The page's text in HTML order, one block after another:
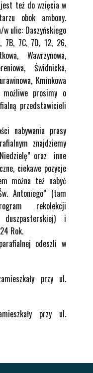
jest też do wzięcia w
obok ambony.
w ulic: Daszyńskiego
7B, 7C, 7D, 12, 26,
Wawrzynowa,
Świdnicka,
Kminkowa
prosimy o
przedstawicieli
nabywania prasy
znajdziemy
oraz inne
ciekawe pozycje
można też nabyć
Antoniego” (tam
rekolekcji
i
Rok.
odeszli w
przy ul.
przy ul.